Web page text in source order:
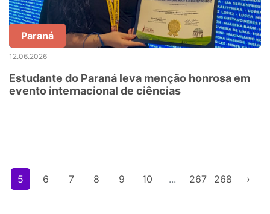
Paraná
12.06.2026
Estudante do Paraná leva menção honrosa em
evento internacional de ciências
5 6 7 8 9 10 ... 267 268 ›